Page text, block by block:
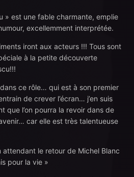
» est une fable charmante, emplie
excellemment interprétée.
iront aux acteurs !!! Tous sont
à la petite découverte
ce rôle… qui est à son premier
de crever l’écran… j’en suis
que l’on pourra la revoir dans de
car elle est très talentueuse
attendant le retour de Michel Blanc
pour la vie »